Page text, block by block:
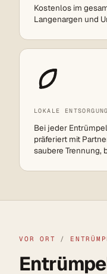
Kostenlos im
Langenargen und
LOKALE
Bei jeder
präferiert mit
saubere Trennung,
VOR ORT /